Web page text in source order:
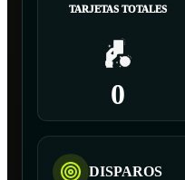
TARJETAS TOTALES
0
DISPAROS